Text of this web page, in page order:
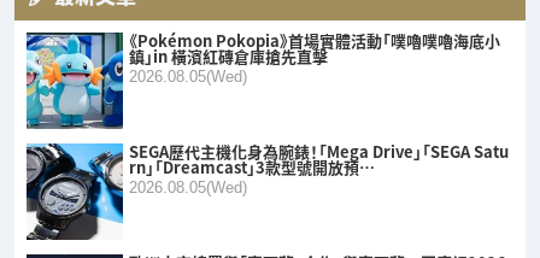
《Pokémon Pokopia》首場實體活動「噗嚕噗嚕海底小
鎮」in 橫濱紅磚倉庫搶先直擊
2026.08.05(Wed)
SEGA歷代主機化身為腕錶！「Mega Drive」「SEGA Satu
rn」「Dreamcast」3款型號開放預…
2026.08.05(Wed)